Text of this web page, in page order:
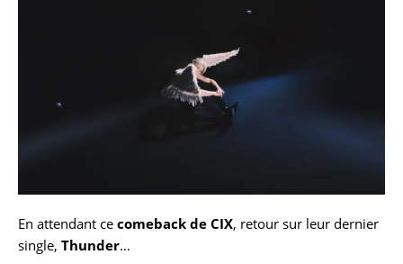
En attendant ce comeback de CIX, retour sur leur dernier
single, Thunder…